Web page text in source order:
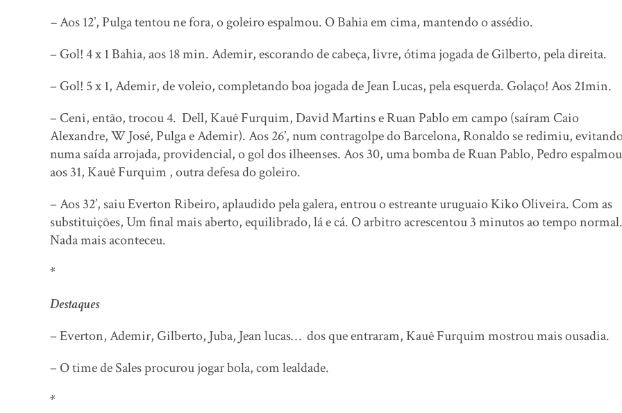
–Aos 12’, Pulga tentou ne fora, o goleiro espalmou. O Bahia em cima, mantendo o assédio.
– Gol! 4 x 1 Bahia, aos 18 min. Ademir, escorando de cabeça, livre, ótima jogada de Gilberto, pela direita.
– Gol! 5 x 1, Ademir, de voleio, completando boa jogada de Jean Lucas, pela esquerda. Golaço! Aos 21min.
– Ceni, então, trocou 4. Dell, Kauê Furquim, David Martins e Ruan Pablo em campo (saíram Caio
Alexandre, W José, Pulga e Ademir). Aos 26’, num contragolpe do Barcelona, Ronaldo se redimiu,
numa saída arrojada, providencial, o gol dos ilheenses. Aos 30, uma bomba de Ruan Pablo, Pedro
aos 31, Kauê Furquim , outra defesa do goleiro.
– Aos 32’, saiu Everton Ribeiro, aplaudido pela galera, entrou o estreante uruguaio Kiko Oliveira. Com as
substituições, Um final mais aberto, equilibrado, lá e cá. O arbitro acrescentou 3 minutos ao tempo normal.
Nada mais aconteceu.
*
Destaques
– Everton, Ademir, Gilberto, Juba, Jean lucas… dos que entraram, Kauê Furquim mostrou mais ousadia.
– O time de Sales procurou jogar bola, com lealdade.
*